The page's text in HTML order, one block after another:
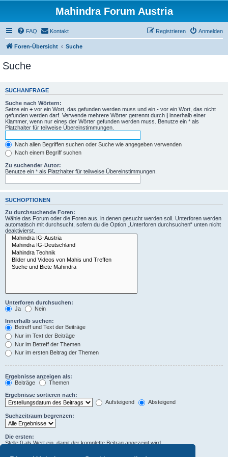
Mahindra Forum Austria
FAQ Kontakt Anmelden
Registrieren
Foren-Übersicht Suche
Suche
SUCHANFRAGE
Suche nach Wörtern:
Setze ein + vor ein Wort, das gefunden werden muss und ein - vor ein Wort, das nicht
gefunden werden darf. Verwende mehrere Wörter getrennt durch | innerhalb einer
Klammer, wenn nur eines der Wörter gefunden werden muss. Benutze ein * als
Platzhalter für teilweise Übereinstimmungen.
Nach allen Begriffen suchen oder Suche wie angegeben verwenden
Nach einem Begriff suchen
Zu suchender Autor:
Benutze ein * als Platzhalter für teilweise Übereinstimmungen.
SUCHOPTIONEN
Zu durchsuchende Foren:
Wähle das Forum oder die Foren aus, in denen gesucht werden soll. Unterforen werden
automatisch mit durchsucht, sofern du die Option „Unterforen durchsuchen“ unten nicht
deaktivierst.
Unterforen durchsuchen:
Ja
Nein
Innerhalb suchen:
Betreff und Text der Beiträge
Nur im Text der Beiträge
Nur im Betreff der Themen
Nur im ersten Beitrag der Themen
Ergebnisse anzeigen als:
Beiträge
Themen
Ergebnisse sortieren nach:
Aufsteigend
Absteigend
Suchzeitraum begrenzen:
Die ersten:
Stelle 0 als Wert ein, damit der komplette Beitrag angezeigt wird.